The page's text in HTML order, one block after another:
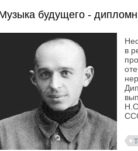
будущего -
в